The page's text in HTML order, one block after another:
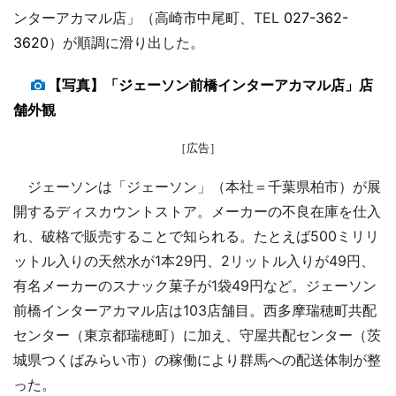
ンターアカマル店」（高崎市中尾町、TEL 027-362-
3620）が順調に滑り出した。
【写真】「ジェーソン前橋インターアカマル店」店
舗外観
［広告］
ジェーソンは「ジェーソン」（本社＝千葉県柏市）が展
開するディスカウントストア。メーカーの不良在庫を仕入
れ、破格で販売することで知られる。たとえば500ミリリ
ットル入りの天然水が1本29円、2リットル入りが49円、
有名メーカーのスナック菓子が1袋49円など。ジェーソン
前橋インターアカマル店は103店舗目。西多摩瑞穂町共配
センター（東京都瑞穂町）に加え、守屋共配センター（茨
城県つくばみらい市）の稼働により群馬への配送体制が整
った。